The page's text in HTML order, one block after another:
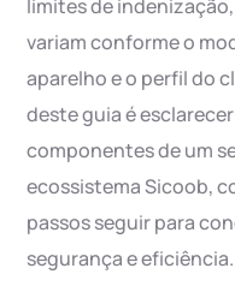
limites de
variam conforme o
aparelho e o perfil do
deste guia é
componentes de um
ecossistema Sicoob,
passos seguir para
segurança e eficiência.